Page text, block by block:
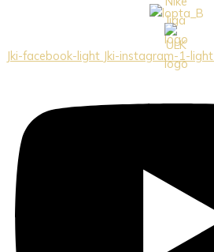
Jki-facebook-light Jki-instagram-1-light